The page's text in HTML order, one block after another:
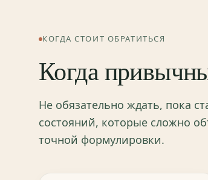
КОГДА СТОИТ ОБРАТИТЬСЯ
Когда
Не обязательно ждать, пока
состояний, которые сложно
точной формулировки.